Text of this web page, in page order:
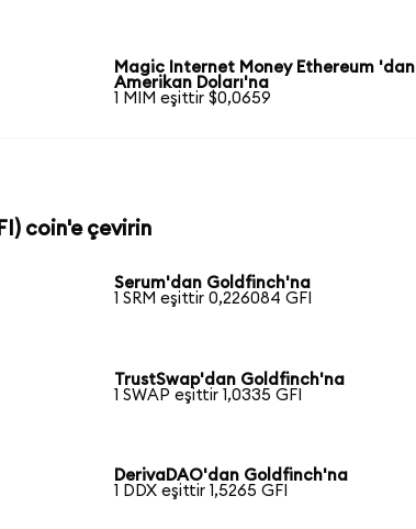
Magic Internet Money Ethereum 'dan
Amerikan Doları'na
1 MIM eşittir $0,0659
coin'e çevirin
Serum'dan Goldfinch'na
1 SRM eşittir 0,226084 GFI
TrustSwap'dan Goldfinch'na
1 SWAP eşittir 1,0335 GFI
DerivaDAO'dan Goldfinch'na
1 DDX eşittir 1,5265 GFI